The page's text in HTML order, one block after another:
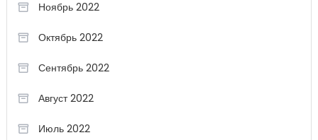
Ноябрь 2022
Октябрь 2022
Сентябрь 2022
Август 2022
Июль 2022